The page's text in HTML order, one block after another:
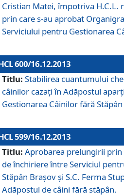
Cristian Matei, împotriva H.C.L.
prin care s-au aprobat
Serviciului pentru Gestionarea
600/16.12.2013
Titlu: Stabilirea cuantumului
câinilor cazaţi în Adăpostul
Gestionarea Câinilor fără
599/16.12.2013
Titlu: Aprobarea prelungirii
de închiriere între Serviciul
Stăpân Braşov şi S.C. Ferma
Adăpostul de câini fără stăpân.